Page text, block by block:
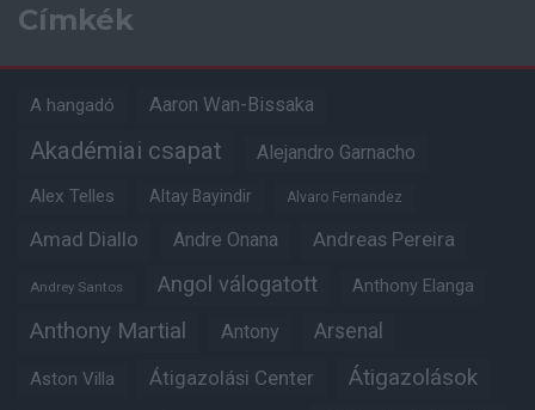
Címkék
A hangadó Aaron Wan-Bissaka
Akadémiai csapat Alejandro Garnacho
Alex Telles Altay Bayindir Alvaro Fernandez
Amad Diallo Andre Onana Andreas Pereira
Andrey Santos Angol válogatott Anthony Elanga
Anthony Martial Antony Arsenal
Aston Villa Átigazolási Center Átigazolások